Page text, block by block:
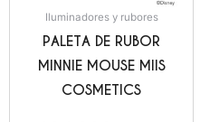
Iluminadores y rubores
PALETA DE RUBOR
MINNIE MOUSE MIIS
COSMETICS